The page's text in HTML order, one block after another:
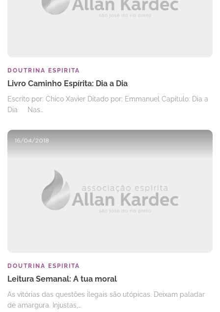
DOUTRINA ESPIRITA
Livro Caminho Espírita: Dia a Dia
Escrito por: Chico Xavier Ditado por: Emmanuel Capítulo: Dia a
Dia Nas…
16/04/2018
DOUTRINA ESPIRITA
Leitura Semanal: A tua moral
As vitórias das questões ilegais são utópicas. Deixam paladar
de amargura. Injustas,…